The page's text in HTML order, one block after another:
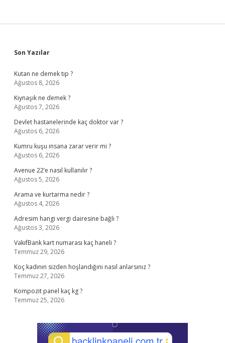
Sidebar
Son Yazılar
Kutan ne demek tıp ?
Ağustos 8, 2026
Kıynaşık ne demek ?
Ağustos 7, 2026
Devlet hastanelerinde kaç doktor var ?
Ağustos 6, 2026
Kumru kuşu insana zarar verir mi ?
Ağustos 6, 2026
Avenue 22’e nasıl kullanılır ?
Ağustos 5, 2026
Arama ve kurtarma nedir ?
Ağustos 4, 2026
Adresim hangi vergi dairesine bağlı ?
Ağustos 3, 2026
VakıfBank kart numarası kaç haneli ?
Temmuz 29, 2026
Koç kadının sizden hoşlandığını nasıl anlarsınız ?
Temmuz 27, 2026
Kompozit panel kaç kg ?
Temmuz 25, 2026